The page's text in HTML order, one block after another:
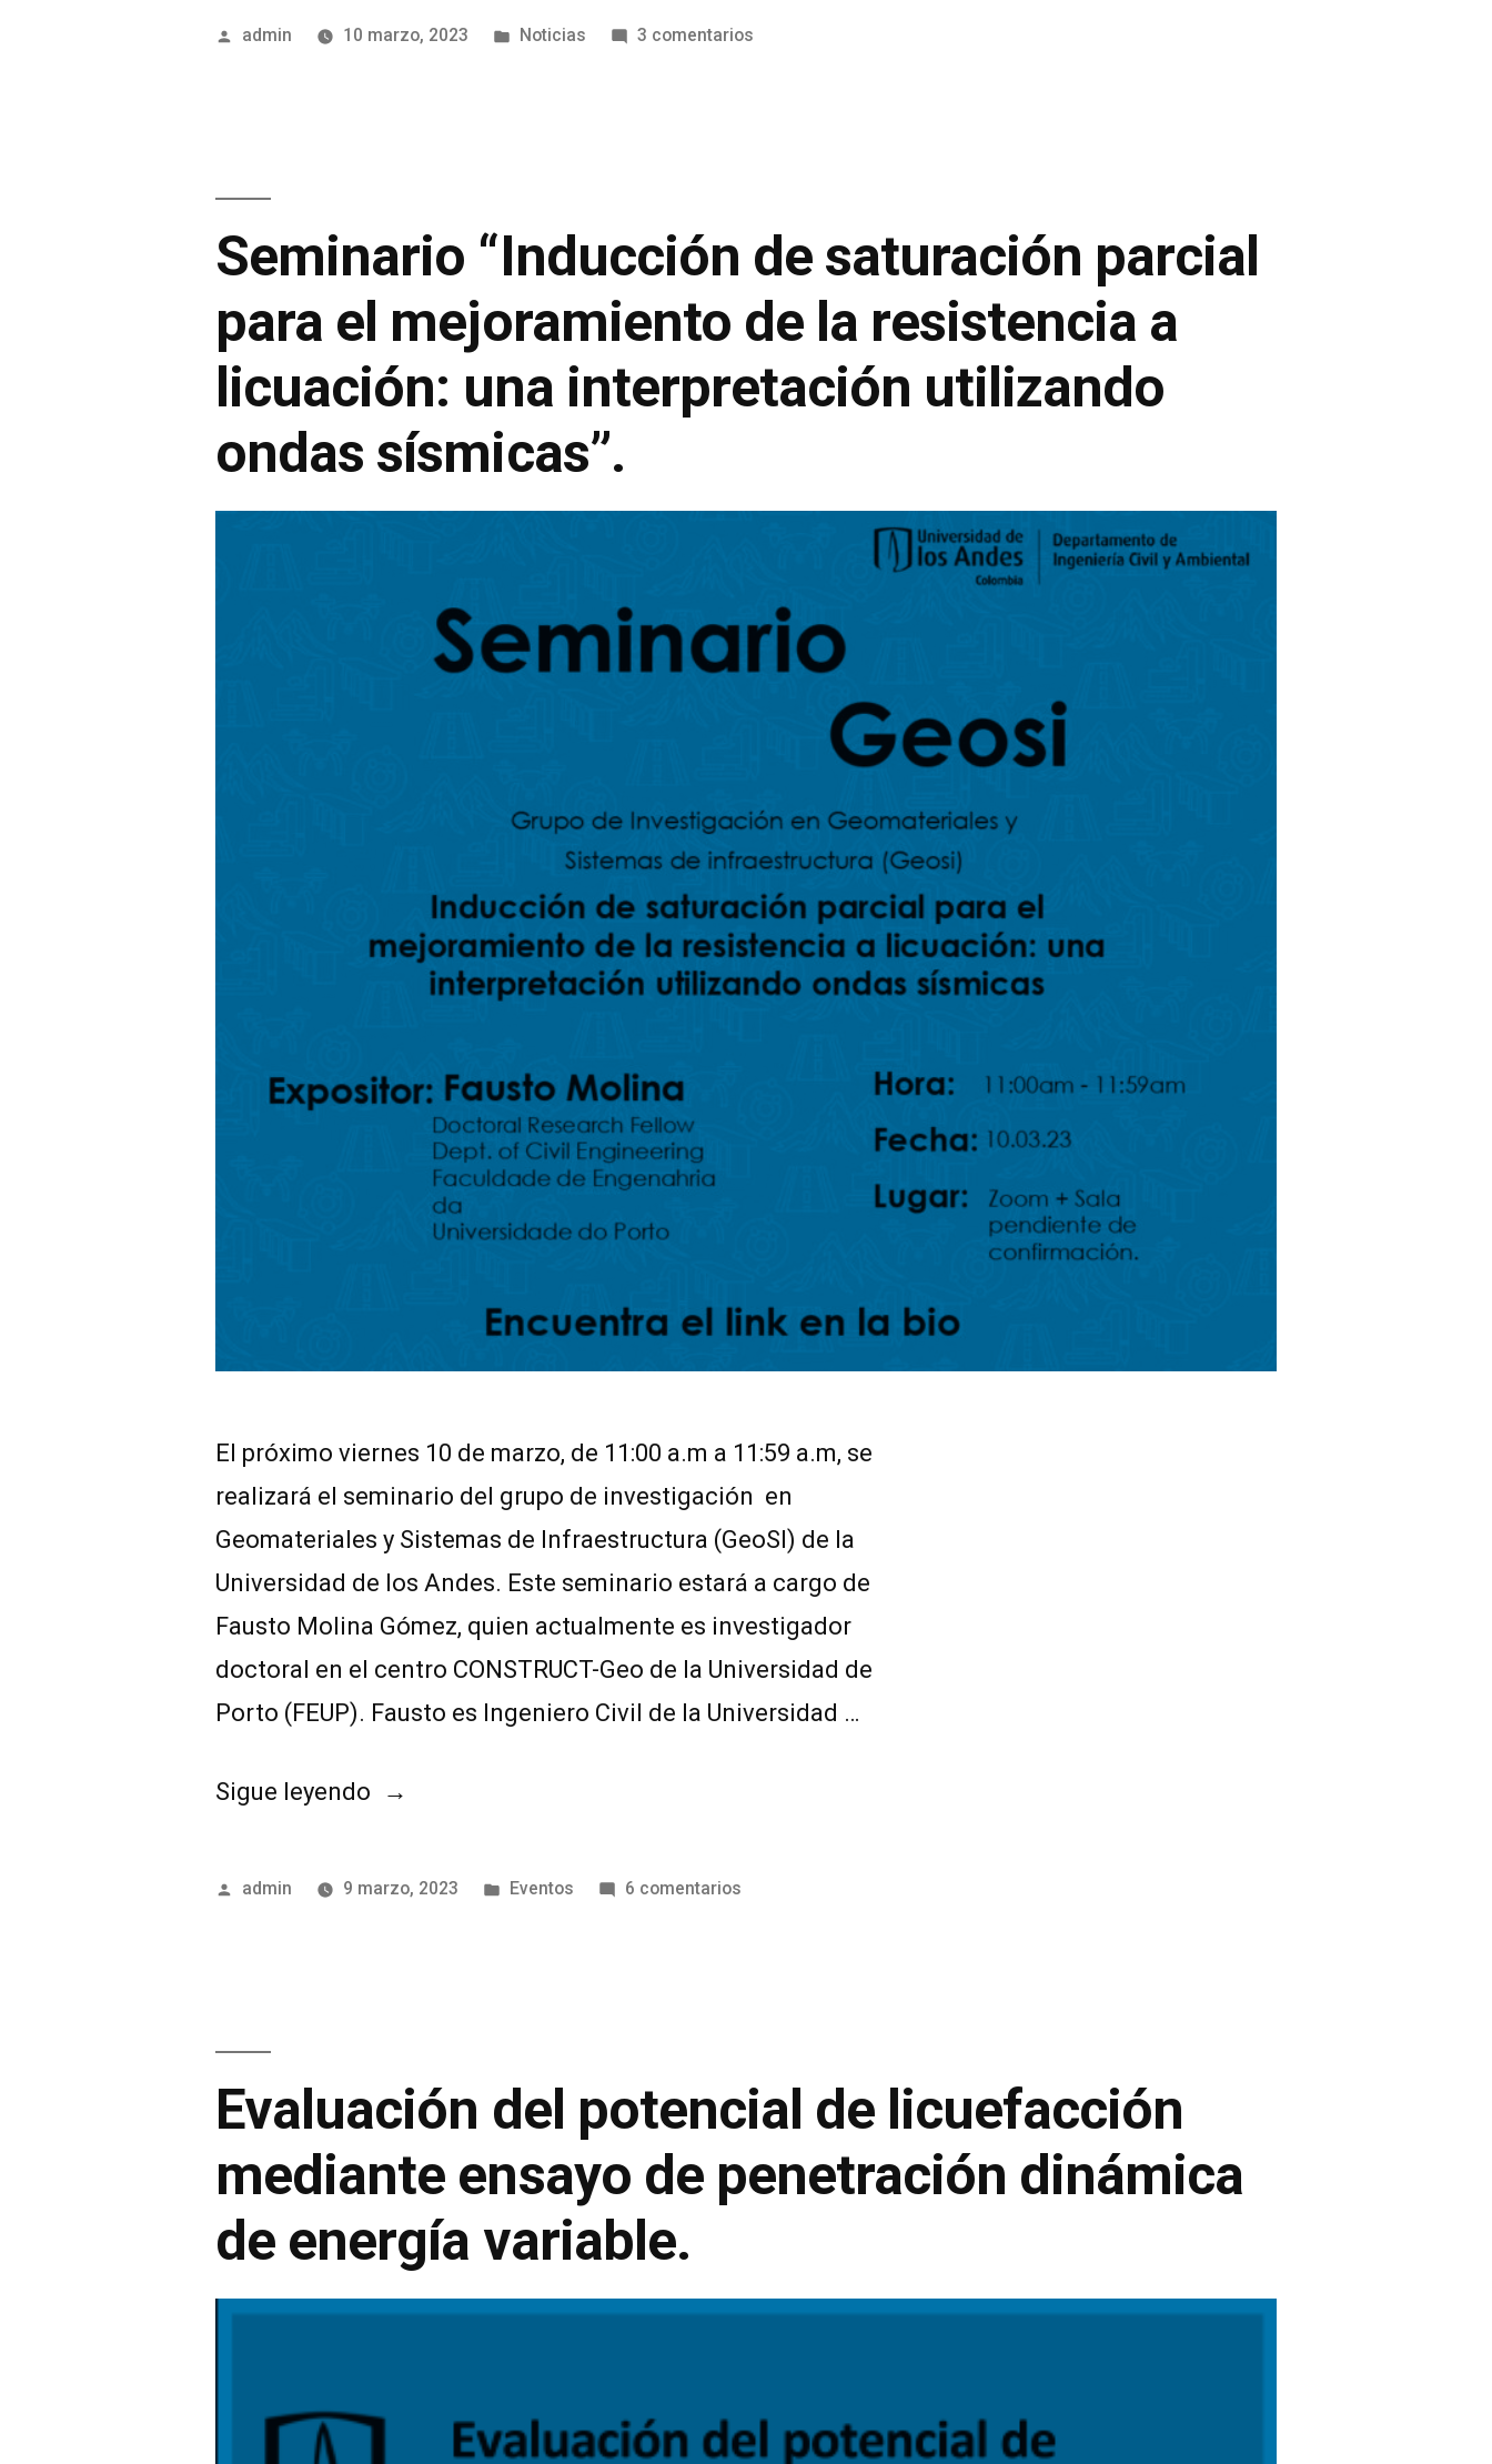
admin 10 marzo, 2023 Noticias 3 comentarios
Seminario “Inducción de saturación parcial
para el mejoramiento de la resistencia a
licuación: una interpretación utilizando
ondas sísmicas”.
El próximo viernes 10 de marzo, de 11:00 a.m a 11:59 a.m, se
realizará el seminario del grupo de investigación en
Geomateriales y Sistemas de Infraestructura (GeoSI) de la
Universidad de los Andes. Este seminario estará a cargo de
Fausto Molina Gómez, quien actualmente es investigador
doctoral en el centro CONSTRUCT-Geo de la Universidad de
Porto (FEUP). Fausto es Ingeniero Civil de la Universidad …
Sigue leyendo
admin 9 marzo, 2023 Eventos 6 comentarios
Evaluación del potencial de licuefacción
mediante ensayo de penetración dinámica
de energía variable.